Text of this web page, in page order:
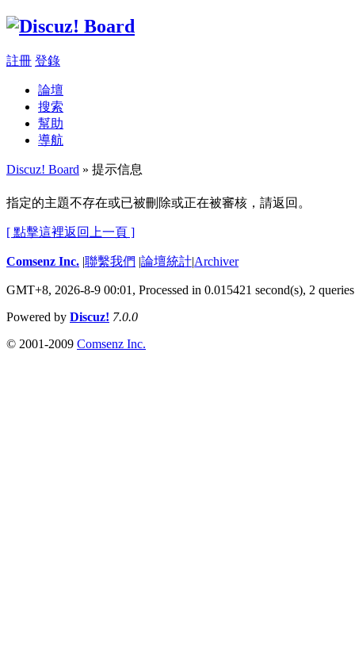
註冊 登錄
論壇
搜索
幫助
導航
Discuz! Board » 提示信息
指定的主題不存在或已被刪除或正在被審核，請返回。
[ 點擊這裡返回上一頁 ]
Comsenz Inc. |聯繫我們 |論壇統計|Archiver
GMT+8, 2026-8-9 00:01, Processed in 0.015421 second(s), 2 queries
Powered by Discuz! 7.0.0
© 2001-2009 Comsenz Inc.